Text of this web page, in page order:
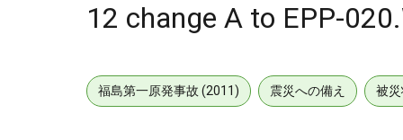
12 change A to EPP-
福島第一原発事故 (2011) 震災への備え 被災